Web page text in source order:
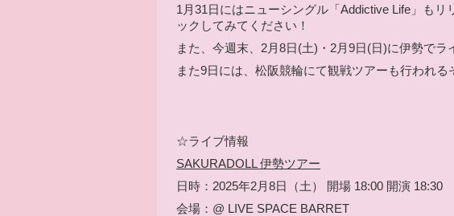
1月31日にはニューシングル「Addictive Life 」もリ
ックしてみてください！
また、今週末、2月8日(土)・2月9日(日)に伊勢でラ
また9日には、松阪競輪にて観戦ツアーも行われる
☆ライブ情報
SAKURADOLL 伊勢ツアー
日時：2025年2月8日（土） 開場 18:00 開演 18:30
会場： @ LIVE SPACE BARRET